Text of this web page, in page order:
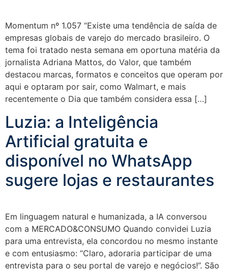
Momentum nº 1.057 “Existe uma tendência de saída de
empresas globais de varejo do mercado brasileiro. O
tema foi tratado nesta semana em oportuna matéria da
jornalista Adriana Mattos, do Valor, que também
destacou marcas, formatos e conceitos que operam por
aqui e optaram por sair, como Walmart, e mais
recentemente o Dia que também considera essa […]
Luzia: a Inteligência
Artificial gratuita e
disponível no WhatsApp
sugere lojas e restaurantes
Em linguagem natural e humanizada, a IA conversou
com a MERCADO&CONSUMO Quando convidei Luzia
para uma entrevista, ela concordou no mesmo instante
e com entusiasmo: “Claro, adoraria participar de uma
entrevista para o seu portal de varejo e negócios!”. São